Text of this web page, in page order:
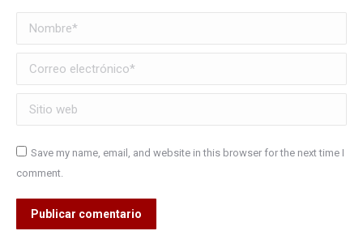
Nombre *
Correo electrónico *
Sitio web
Save my name, email, and website in this browser for the next time I
comment.
Publicar comentario